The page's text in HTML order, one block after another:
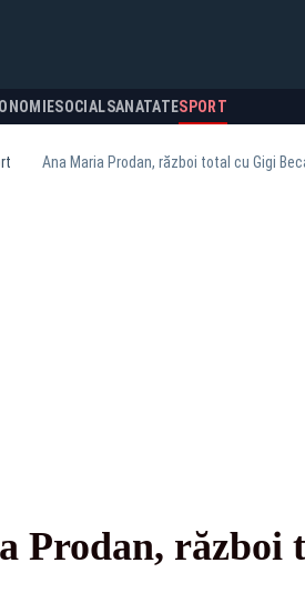
SOCIALSANATATESPORT
Ana Maria Prodan, război total cu Gigi
Prodan, război